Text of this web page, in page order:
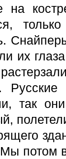
на
их
так
потом